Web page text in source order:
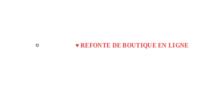
♥ REFONTE DE BOUTIQUE EN LIGNE